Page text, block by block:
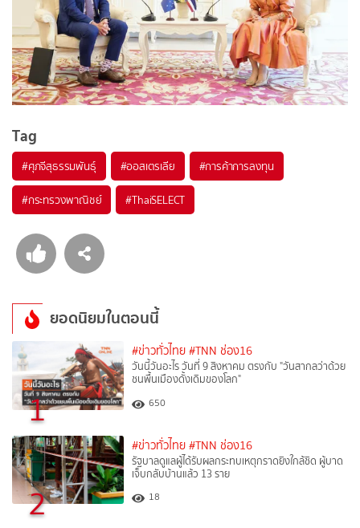
Tag
#ศุภจีสุธรรมพันธุ์ #ออสเตรเลีย #การค้าการลงทุน
#กระทรวงพาณิชย์ #ThaiSELECT
ยอดนิยมในตอนนี้
1
#ข่าวทั่วไทย #TNN ช่อง16
วันนี้วันอะไร วันที่ 9 สิงหาคม ตรงกับ "วันสากลว่าด้วย
ชนพื้นเมืองดั้งเดิมของโลก"
650
2
#ข่าวทั่วไทย #TNN ช่อง16
รัฐบาลดูแลผู้ได้รับผลกระทบเหตุกราดยิงใกล้ชิด ผู้บาด
เจ็บกลับบ้านแล้ว 13 ราย
18